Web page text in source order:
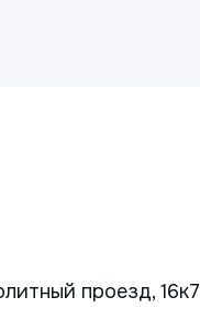
проезд, 16к7